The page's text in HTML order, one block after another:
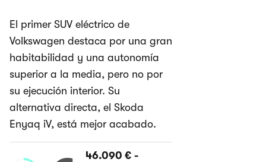
El primer SUV eléctrico de
Volkswagen destaca por una gran
habitabilidad y una autonomía
superior a la media, pero no por
su ejecución interior. Su
alternativa directa, el Skoda
Enyaq iV, está mejor acabado.
46.090 € -